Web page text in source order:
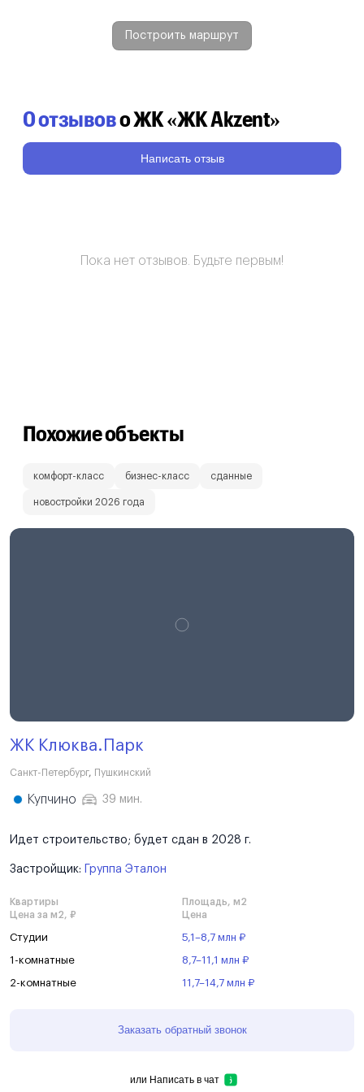
Построить маршрут
0 отзывово ЖК «ЖК Akzent»
Написать отзыв
Пока нет отзывов. Будьте первым!
Похожие объекты
комфорт-класс бизнес-класс сданные
новостройки 2026 года
ЖК Клюква.Парк
Санкт-Петербург, Пушкинский
Купчино 39 мин.
Идет строительство; будет сдан в 2028 г.
Застройщик: Группа Эталон
Квартиры
Площадь, м2
Цена за м2, ₽
Цена
Студии 5,1–8,7 млн ₽
1-комнатные 8,7–11,1 млн ₽
2-комнатные 11,7–14,7 млн ₽
Заказать обратный звонок
или Написать в чат